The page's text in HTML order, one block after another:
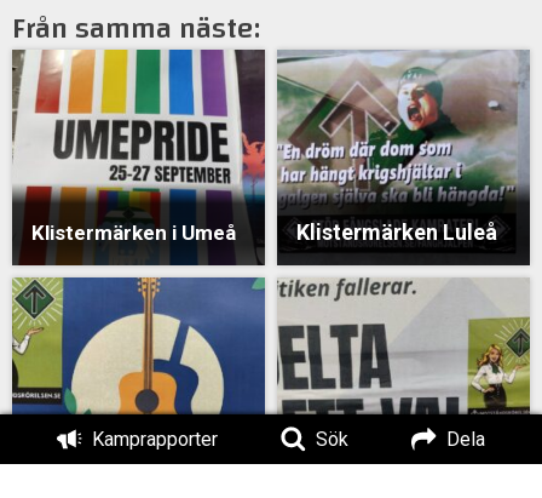
Kamprapporter Sök Dela
Från samma näste:
Klistermärken i Umeå Klistermärken Luleå
Klistermärken i Umeå Klistermärken i Umeå